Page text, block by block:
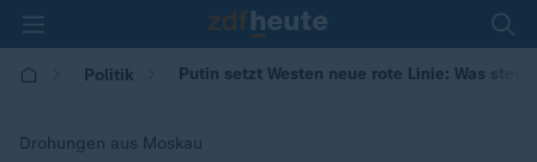
Politik Putin setzt Westen neue rote Linie: Was
Drohungen aus Moskau